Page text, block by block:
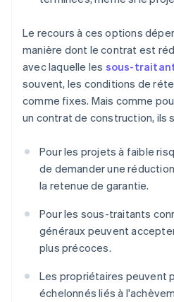
Le recours à ces options
manière dont le contrat est
avec laquelle les sous-
souvent, les conditions de
comme fixes. Mais comme
un contrat de construction, ils
Pour les projets à faible
de demander une
la retenue de garantie.
Pour les sous-traitants
généraux peuvent
plus précoces.
Les propriétaires peuvent
échelonnés liés à